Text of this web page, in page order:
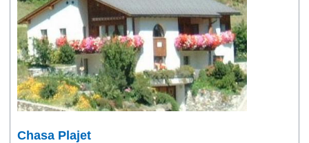
Chasa Plajet